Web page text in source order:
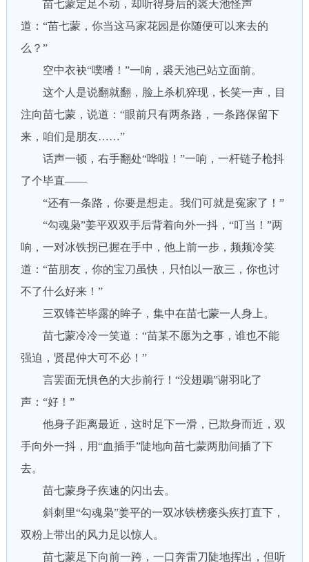
苗七蒙定足不动，却听得身后的裘天池怪声
道：“苗七蒙，你当这马家花园是你随便可以来去的
么？”
空中衣袂“噗嗜！”一响，裘天池已站立面前。
这个人是说翻就翻，脸上杀机猝现，长笑一声，目
注向苗七蒙，说道：“眼前只有两条路，一条路保留下
来，咱们是朋友……”
话声一顿，右手翻处“哗啦！”一响，一杆链子枪抖
了个毕直——
“还有一条路，你要是想走。我们可就是寃家了！”
“勾魂枭”姜平双双手后背着向外一抖，“叮当！”两
响，一对冰铁拐已握在手中，他上前一步，频频冷笑
道：“苗朋友，你的宝刀虽快，只怕以一敌三，你也讨
不了什么好来！”
三双锋芒毕露的眸子，集中在苗七蒙一人身上。
苗七蒙冷冷一笑道：“苗某不愿为之事，谁也不能
强迫，贤昆仲大可不必！”
言罢面无惧色的大步前行！“没翅鵰”谢羽叱了
声：“好！”
他身子距离最近，这时足下一滑，已欺身而近，双
手向外一抖，用“血插手”陡地向苗七蒙两肋间插了下
去。
苗七蒙身子疾速的闪出去。
斜刺里“勾魂枭”姜平的一双冰铁榜瘘头疾打直下，
双粉上带出的风力足以惊人。
苗七蒙足下向前一跨，一口奔雷刀陡地挥出，但听